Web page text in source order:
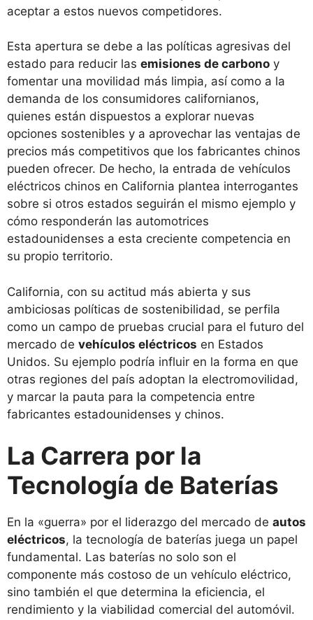
aceptar a estos nuevos competidores.
Esta apertura se debe a las políticas agresivas del
estado para reducir las emisiones de carbono y
fomentar una movilidad más limpia, así como a la
demanda de los consumidores californianos,
quienes están dispuestos a explorar nuevas
opciones sostenibles y a aprovechar las ventajas de
precios más competitivos que los fabricantes chinos
pueden ofrecer. De hecho, la entrada de vehículos
eléctricos chinos en California plantea interrogantes
sobre si otros estados seguirán el mismo ejemplo y
cómo responderán las automotrices
estadounidenses a esta creciente competencia en
su propio territorio.
California, con su actitud más abierta y sus
ambiciosas políticas de sostenibilidad, se perfila
como un campo de pruebas crucial para el futuro del
mercado de vehículos eléctricos en Estados
Unidos. Su ejemplo podría influir en la forma en que
otras regiones del país adoptan la electromovilidad,
y marcar la pauta para la competencia entre
fabricantes estadounidenses y chinos.
La Carrera por la
Tecnología de Baterías
En la «guerra» por el liderazgo del mercado de autos
eléctricos, la tecnología de baterías juega un papel
fundamental. Las baterías no solo son el
componente más costoso de un vehículo eléctrico,
sino también el que determina la eficiencia, el
rendimiento y la viabilidad comercial del automóvil.